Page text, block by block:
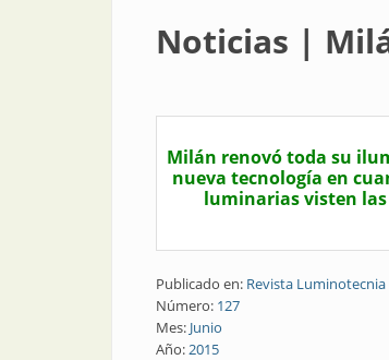
Noticias |
Milán renovó toda su
nueva tecnología en
luminarias visten
Publicado en: Revista Luminotecnia
Número: 127
Mes: Junio
Año:2015